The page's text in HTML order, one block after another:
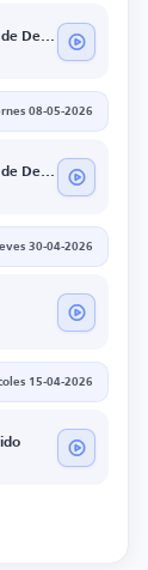
Universitario de Deportes
08-05-2026
Universitario de Deportes
30-04-2026
15-04-2026